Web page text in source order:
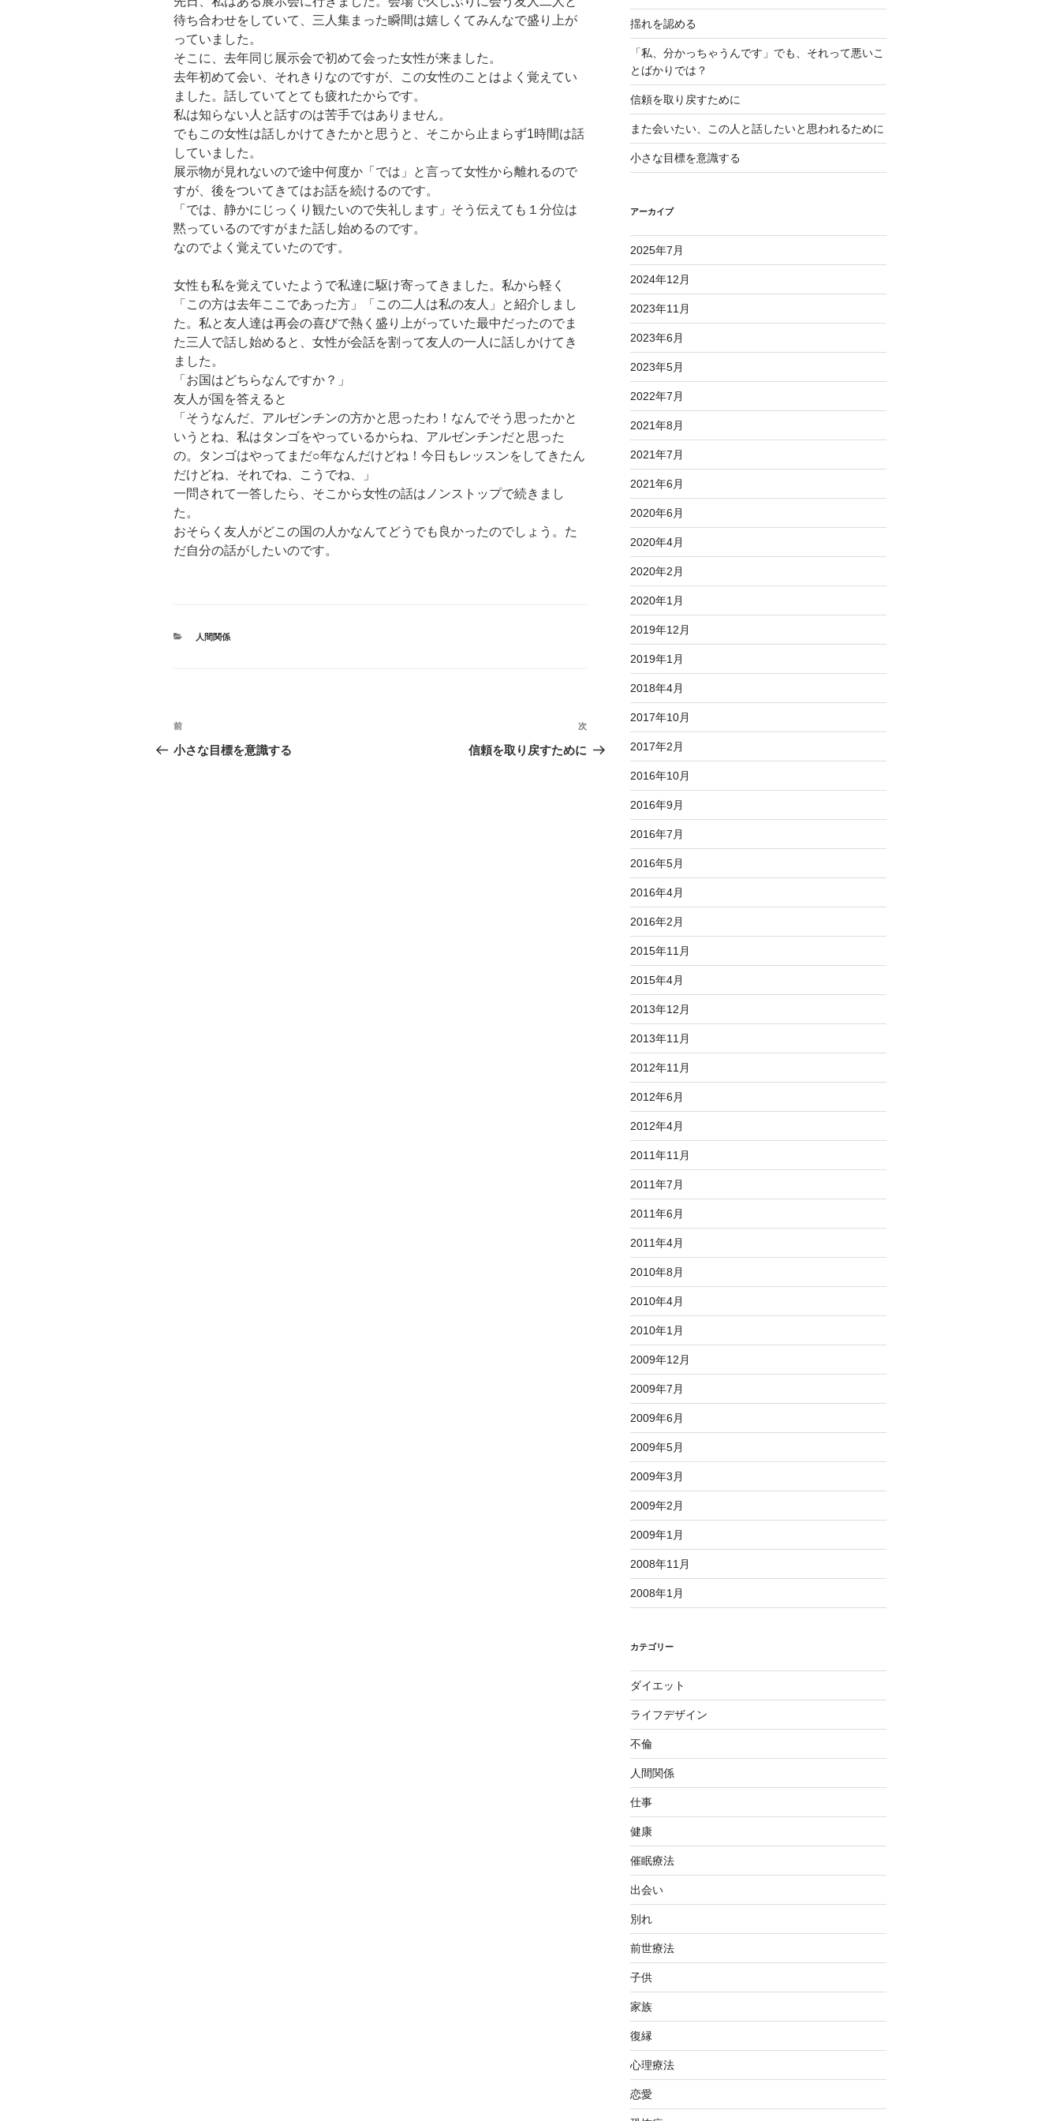
待ち合わせをしていて、三人集まった瞬間は嬉しくてみんなで盛り上が
っていました。
そこに、去年同じ展示会で初めて会った女性が来ました。
去年初めて会い、それきりなのですが、この女性のことはよく覚えてい
ました。話していてとても疲れたからです。
私は知らない人と話すのは苦手ではありません。
でもこの女性は話しかけてきたかと思うと、そこから止まらず1時間は話
していました。
展示物が見れないので途中何度か「では」と言って女性から離れるので
すが、後をついてきてはお話を続けるのです。
「では、静かにじっくり観たいので失礼します」そう伝えても１分位は
黙っているのですがまた話し始めるのです。
なのでよく覚えていたのです。
女性も私を覚えていたようで私達に駆け寄ってきました。私から軽く
「この方は去年ここであった方」「この二人は私の友人」と紹介しまし
た。私と友人達は再会の喜びで熱く盛り上がっていた最中だったのでま
た三人で話し始めると、女性が会話を割って友人の一人に話しかけてき
ました。
「お国はどちらなんですか？」
友人が国を答えると
「そうなんだ、アルゼンチンの方かと思ったわ！なんでそう思ったかと
いうとね、私はタンゴをやっているからね、アルゼンチンだと思った
の。タンゴはやってまだ○年なんだけどね！今日もレッスンをしてきたん
だけどね、それでね、こうでね、」
一問されて一答したら、そこから女性の話はノンストップで続きまし
た。
おそらく友人がどこの国の人かなんてどうでも良かったのでしょう。た
だ自分の話がしたいのです。
カ
人間関係
投
稿
前
の
前
小さな目標を意識する
次
の
次
信頼を取り戻すために
揺れを認める
「私、分かっちゃうんです」でも、それって悪いこ
とばかりでは？
信頼を取り戻すために
また会いたい、この人と話したいと思われるために
小さな目標を意識する
アーカイブ
2025年7月
2024年12月
2023年11月
2023年6月
2023年5月
2022年7月
2021年8月
2021年7月
2021年6月
2020年6月
2020年4月
2020年2月
2020年1月
2019年12月
2019年1月
2018年4月
2017年10月
2017年2月
2016年10月
2016年9月
2016年7月
2016年5月
2016年4月
2016年2月
2015年11月
2015年4月
2013年12月
2013年11月
2012年11月
2012年6月
2012年4月
2011年11月
2011年7月
2011年6月
2011年4月
2010年8月
2010年4月
2010年1月
2009年12月
2009年7月
2009年6月
2009年5月
2009年3月
2009年2月
2009年1月
2008年11月
2008年1月
カテゴリー
ダイエット
ライフデザイン
不倫
人間関係
仕事
健康
催眠療法
出会い
別れ
前世療法
子供
家族
復縁
心理療法
恋愛